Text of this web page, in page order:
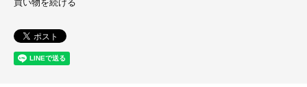
買い物を続ける